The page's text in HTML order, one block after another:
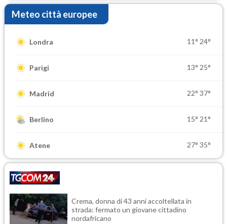
Meteo città europee
Londra 11° 24°
Parigi 13° 25°
Madrid 22° 37°
Berlino 15° 21°
Atene 27° 35°
Crema, donna di 43 anni accoltellata in
strada: fermato un giovane cittadino
nordafricano